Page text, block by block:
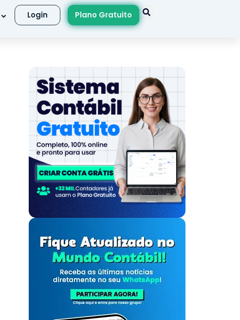
Login Plano Gratuito